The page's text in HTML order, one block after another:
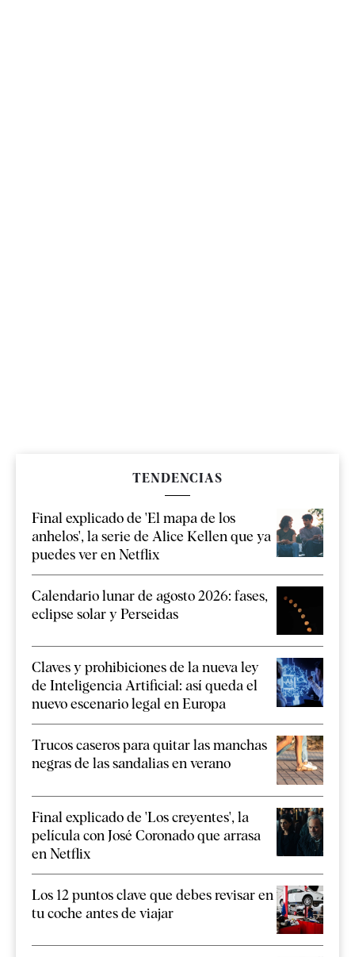
TENDENCIAS
Final explicado de 'El mapa de los
anhelos', la serie de Alice Kellen que ya
puedes ver en Netflix
Calendario lunar de agosto 2026: fases,
eclipse solar y Perseidas
Claves y prohibiciones de la nueva ley
de Inteligencia Artificial: así queda el
nuevo escenario legal en Europa
Trucos caseros para quitar las manchas
negras de las sandalias en verano
Final explicado de 'Los creyentes', la
película con José Coronado que arrasa
en Netflix
Los 12 puntos clave que debes revisar en
tu coche antes de viajar